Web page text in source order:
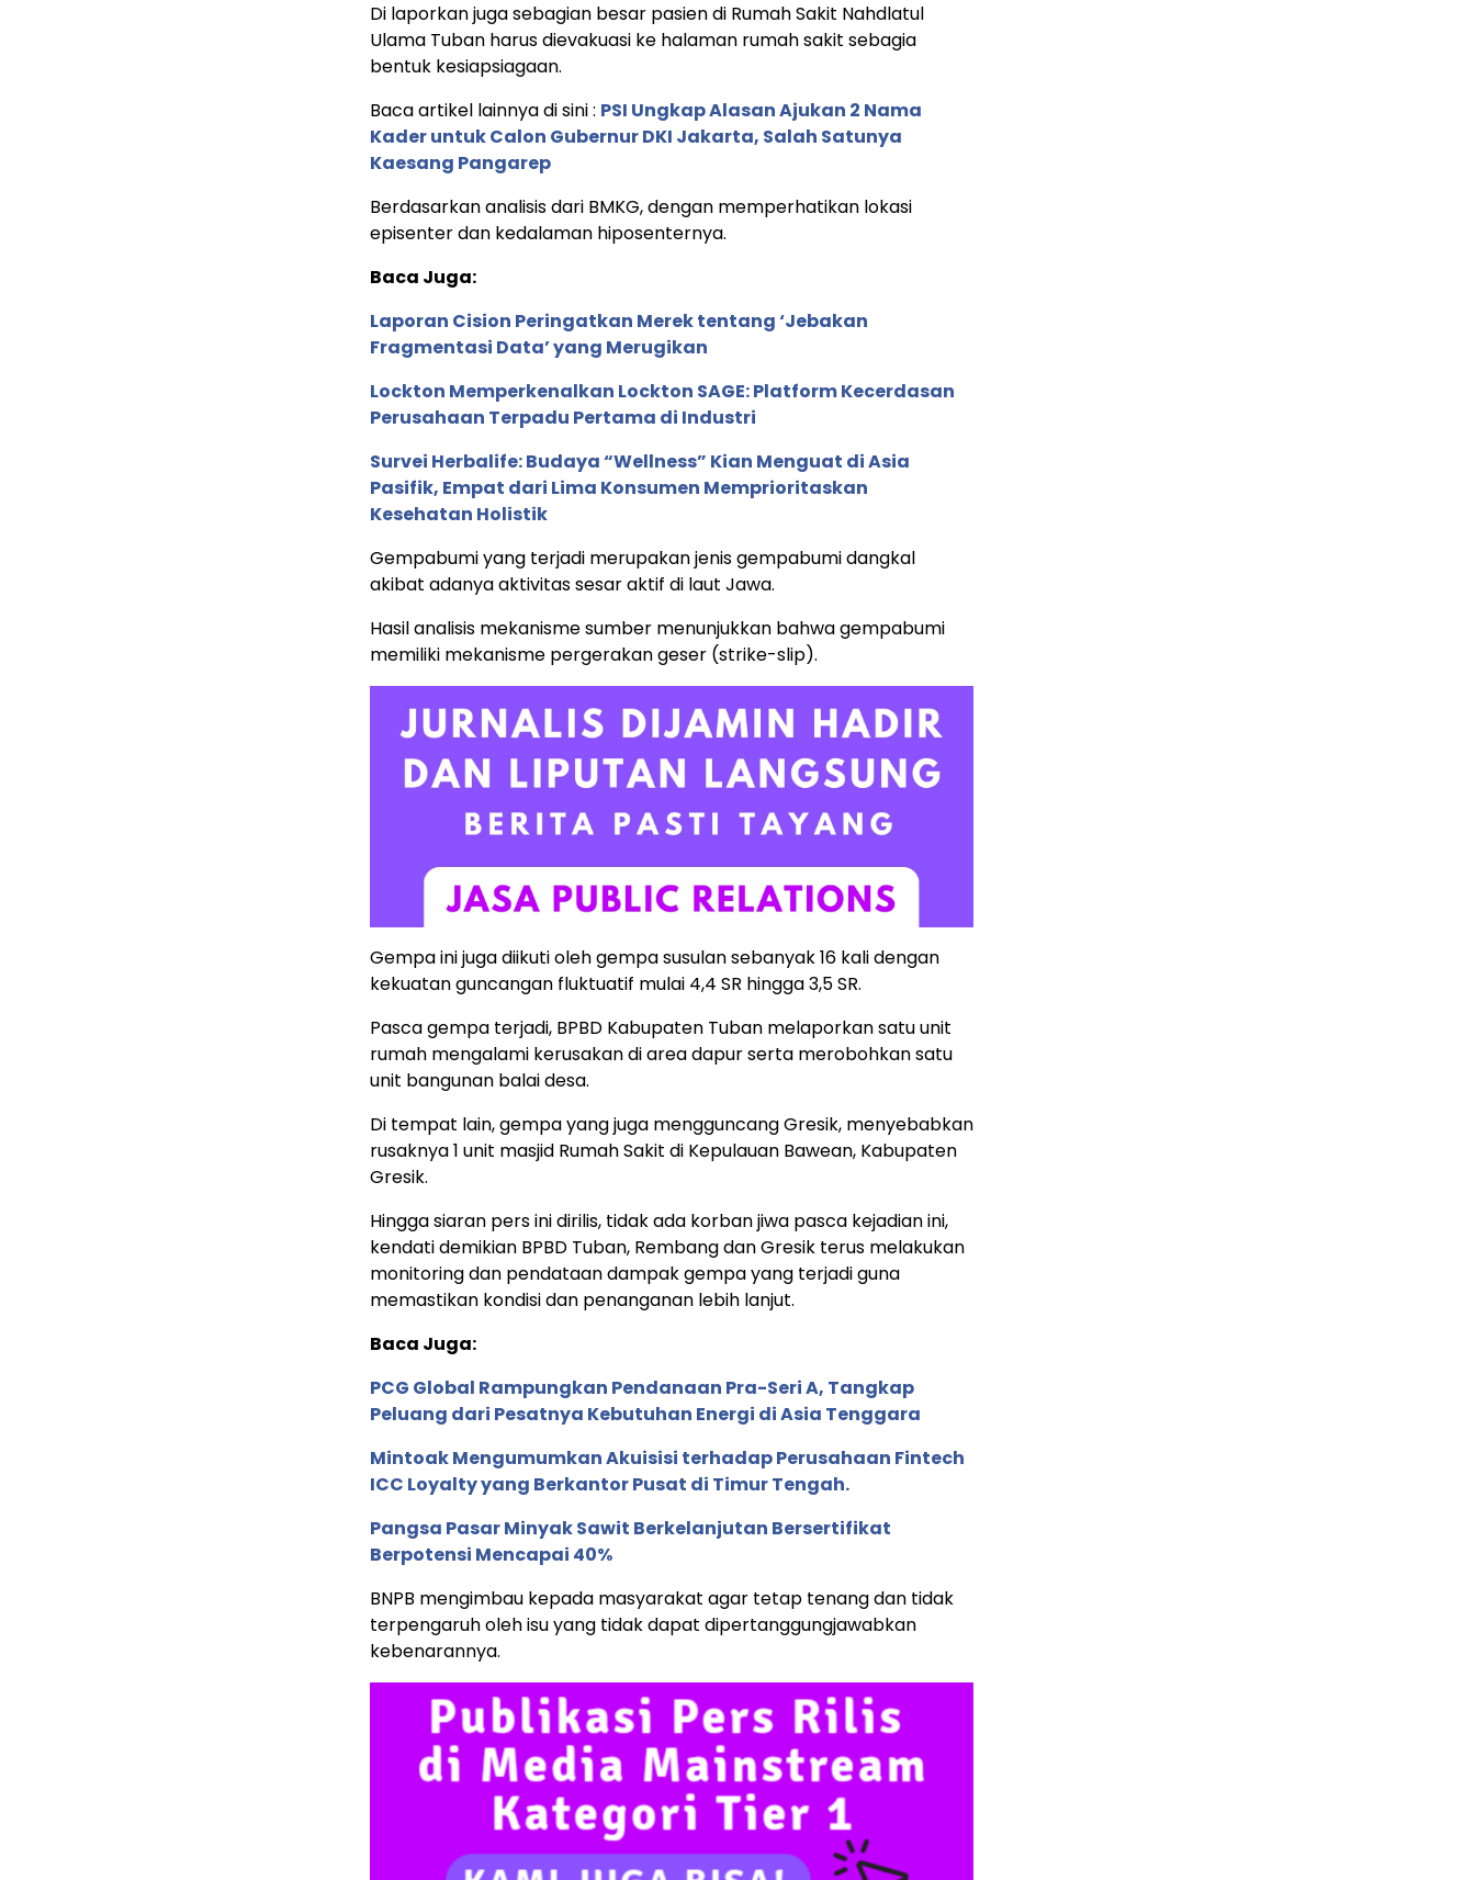
Di laporkan juga sebagian besar pasien di Rumah Sakit Nahdlatul
Ulama Tuban harus dievakuasi ke halaman rumah sakit sebagia
bentuk kesiapsiagaan.
Baca artikel lainnya di sini : PSI Ungkap Alasan Ajukan 2 Nama
Kader untuk Calon Gubernur DKI Jakarta, Salah Satunya
Kaesang Pangarep
Berdasarkan analisis dari BMKG, dengan memperhatikan lokasi
episenter dan kedalaman hiposenternya.
Baca Juga:
Laporan Cision Peringatkan Merek tentang ‘Jebakan
Fragmentasi Data’ yang Merugikan
Lockton Memperkenalkan Lockton SAGE: Platform Kecerdasan
Perusahaan Terpadu Pertama di Industri
Survei Herbalife: Budaya “Wellness” Kian Menguat di Asia
Pasifik, Empat dari Lima Konsumen Memprioritaskan
Kesehatan Holistik
Gempabumi yang terjadi merupakan jenis gempabumi dangkal
akibat adanya aktivitas sesar aktif di laut Jawa.
Hasil analisis mekanisme sumber menunjukkan bahwa gempabumi
memiliki mekanisme pergerakan geser (strike-slip).
Gempa ini juga diikuti oleh gempa susulan sebanyak 16 kali dengan
kekuatan guncangan fluktuatif mulai 4,4 SR hingga 3,5 SR.
Pasca gempa terjadi, BPBD Kabupaten Tuban melaporkan satu unit
rumah mengalami kerusakan di area dapur serta merobohkan satu
unit bangunan balai desa.
Di tempat lain, gempa yang juga mengguncang Gresik, menyebabkan
rusaknya 1 unit masjid Rumah Sakit di Kepulauan Bawean, Kabupaten
Gresik.
Hingga siaran pers ini dirilis, tidak ada korban jiwa pasca kejadian ini,
kendati demikian BPBD Tuban, Rembang dan Gresik terus melakukan
monitoring dan pendataan dampak gempa yang terjadi guna
memastikan kondisi dan penanganan lebih lanjut.
Baca Juga:
PCG Global Rampungkan Pendanaan Pra-Seri A, Tangkap
Peluang dari Pesatnya Kebutuhan Energi di Asia Tenggara
Mintoak Mengumumkan Akuisisi terhadap Perusahaan Fintech
ICC Loyalty yang Berkantor Pusat di Timur Tengah.
Pangsa Pasar Minyak Sawit Berkelanjutan Bersertifikat
Berpotensi Mencapai 40%
BNPB mengimbau kepada masyarakat agar tetap tenang dan tidak
terpengaruh oleh isu yang tidak dapat dipertanggungjawabkan
kebenarannya.